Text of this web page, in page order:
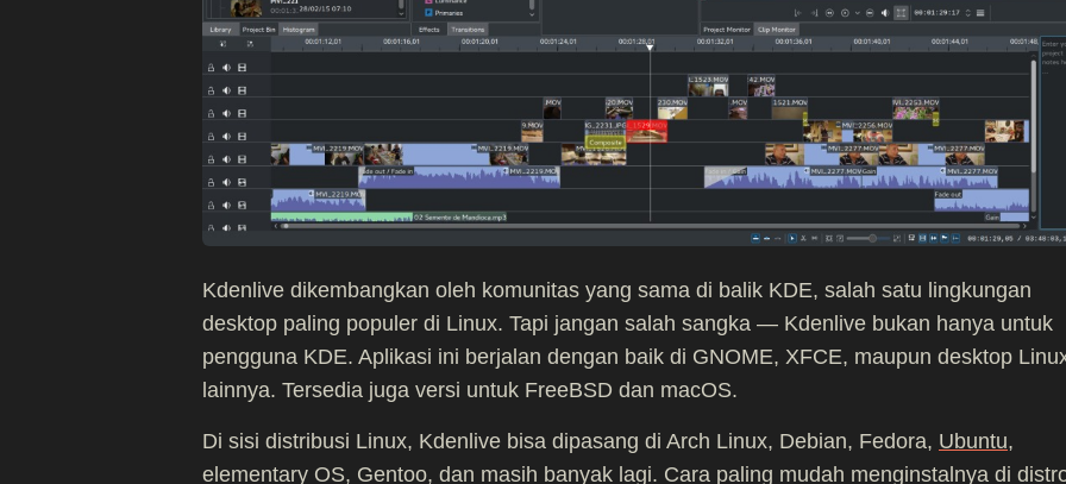
Kdenlive dikembangkan oleh komunitas yang sama di balik KDE, salah satu lingkungan
desktop paling populer di Linux. Tapi jangan salah sangka — Kdenlive bukan hanya untuk
pengguna KDE. Aplikasi ini berjalan dengan baik di GNOME, XFCE, maupun desktop
lainnya. Tersedia juga versi untuk FreeBSD dan macOS.
Di sisi distribusi Linux, Kdenlive bisa dipasang di Arch Linux, Debian, Fedora, Ubuntu,
elementary OS, Gentoo, dan masih banyak lagi. Cara paling mudah menginstalnya di